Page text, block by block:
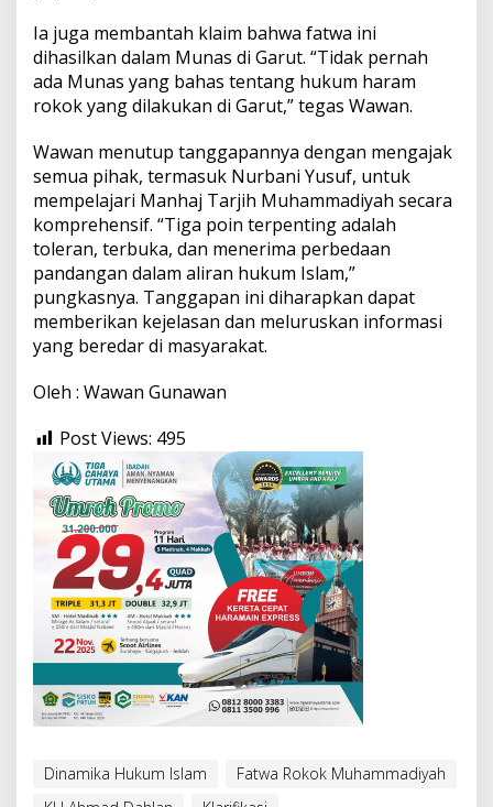
Ia juga membantah klaim bahwa fatwa ini
dihasilkan dalam Munas di Garut. “Tidak pernah
ada Munas yang bahas tentang hukum haram
rokok yang dilakukan di Garut,” tegas Wawan.
Wawan menutup tanggapannya dengan mengajak
semua pihak, termasuk Nurbani Yusuf, untuk
mempelajari Manhaj Tarjih Muhammadiyah secara
komprehensif. “Tiga poin terpenting adalah
toleran, terbuka, dan menerima perbedaan
pandangan dalam aliran hukum Islam,”
pungkasnya. Tanggapan ini diharapkan dapat
memberikan kejelasan dan meluruskan informasi
yang beredar di masyarakat.
Oleh : Wawan Gunawan
Post Views: 495
Dinamika Hukum Islam
Fatwa Rokok Muhammadiyah